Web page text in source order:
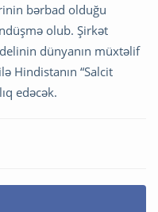
bərbad olduğu
olub. Şirkət
dünyanın müxtəlif
Hindistanın “Salcit
edəcək.